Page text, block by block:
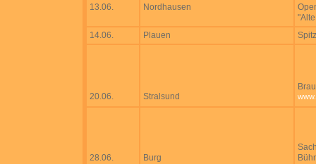
13.06.
Nordhausen
14.06.
Plauen
20.06. Stralsund
28.06. Burg